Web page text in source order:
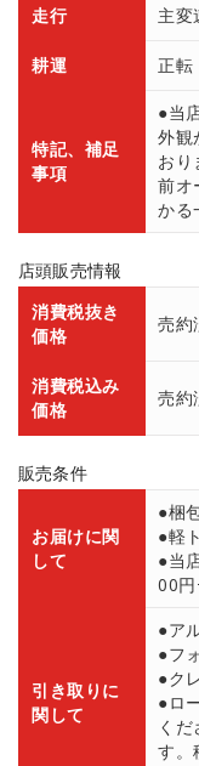
走行 主
耕運 正
特記、補足
事項
●当
外観
おり
前オ
かる
店頭販売情報
消費税抜き
価格
売約
消費税込み
価格
売約
販売条件
お届けに関
して
●梱
●軽
●当
00
引き取りに
関して
●ア
●フ
●ク
●ロ
く
す。